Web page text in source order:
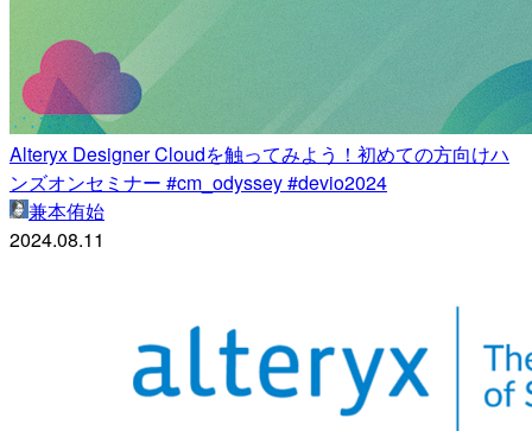
Alteryx Designer Cloudを触ってみよう！初めての方向けハ
ンズオンセミナー #cm_odyssey #devio2024
兼本侑始
2024.08.11